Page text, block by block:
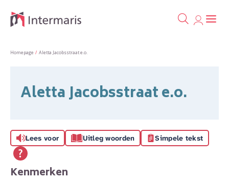
Naar de homepage Ga
Homepage Aletta Jacobsstraat e.o.
Aletta Jacobsstraat e.o.
Lees voor Uitleg woorden Simpele tekst
Kenmerken